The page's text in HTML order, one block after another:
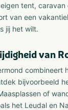
tent,
van een
jij het wilt.
van
combineert
bijvoorbeeld
of
het Leudal en